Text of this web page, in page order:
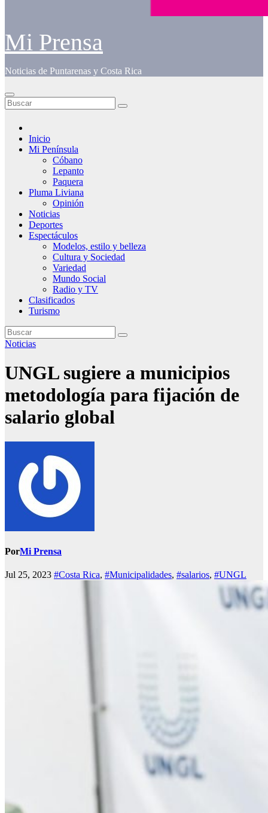
Mi Prensa
Noticias de Puntarenas y Costa Rica
Inicio
Mi Península
Cóbano
Lepanto
Paquera
Pluma Liviana
Opinión
Noticias
Deportes
Espectáculos
Modelos, estilo y belleza
Cultura y Sociedad
Variedad
Mundo Social
Radio y TV
Clasificados
Turismo
Noticias
UNGL sugiere a municipios
metodología para fijación de
salario global
PorMi Prensa
Jul 25, 2023 #Costa Rica, #Municipalidades, #salarios, #UNGL